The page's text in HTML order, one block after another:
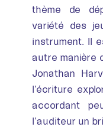
thème de
variété des
instrument. Il
autre manière
Jonathan
l’écriture
accordant
l’auditeur un